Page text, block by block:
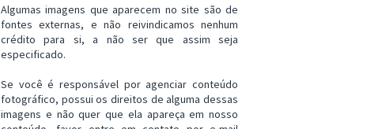
Algumas imagens que aparecem no site são de
fontes externas, e não reivindicamos nenhum
crédito para si, a não ser que assim seja
especificado.
Se você é responsável por agenciar conteúdo
fotográfico, possui os direitos de alguma dessas
imagens e não quer que ela apareça em nosso